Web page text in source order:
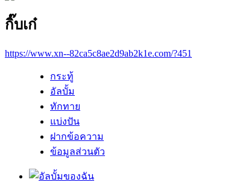
กิ๊บเก๋
https://www.xn--82ca5c8ae2d9ab2k1e.com/?451
กระทู้
อัลบั้ม
ทักทาย
แบ่งปัน
ฝากข้อความ
ข้อมูลส่วนตัว